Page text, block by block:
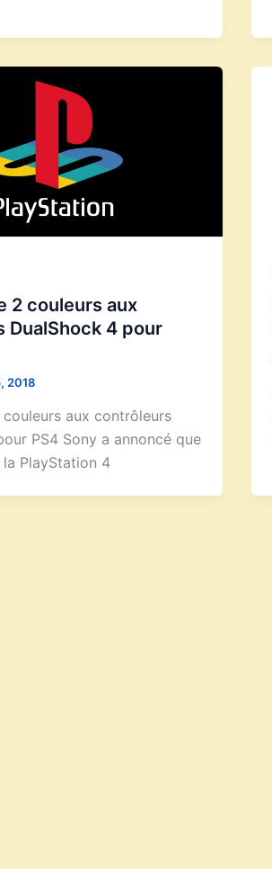
2 couleurs aux
DualShock 4 pour
2018
aux contrôleurs
PS4 Sony a annoncé que
PlayStation 4